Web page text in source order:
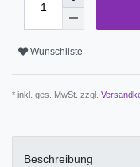
Wunschliste
* inkl. ges. MwSt. zzgl.
Beschreibung